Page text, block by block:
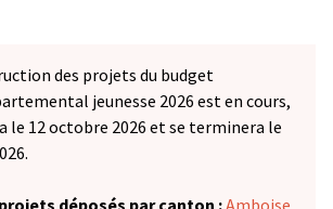
des projets du budget
jeunesse 2026 est en cours,
le 12 octobre 2026 et se terminera le
déposés par canton :Amboise